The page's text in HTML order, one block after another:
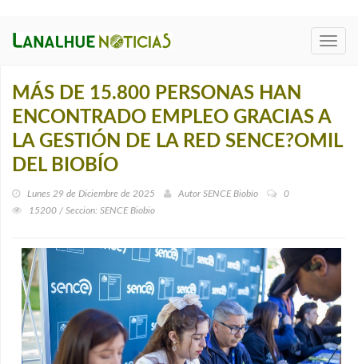
MÁS DE 15.800 PERSONAS HAN
ENCONTRADO EMPLEO GRACIAS A
LA GESTIÓN DE LA RED SENCE?OMIL
DEL BIOBÍO
Lunes 29 de Diciembre de 2025 Autor SENCE Biobío
0
15200 / Seccion: SENCE Biobi­o